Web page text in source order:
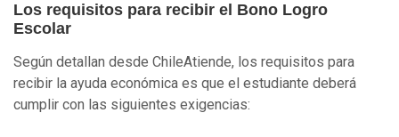
Los requisitos para recibir el Bono Logro
Escolar
Según detallan desde ChileAtiende, los requisitos para
recibir la ayuda económica es que el estudiante deberá
cumplir con las siguientes exigencias: